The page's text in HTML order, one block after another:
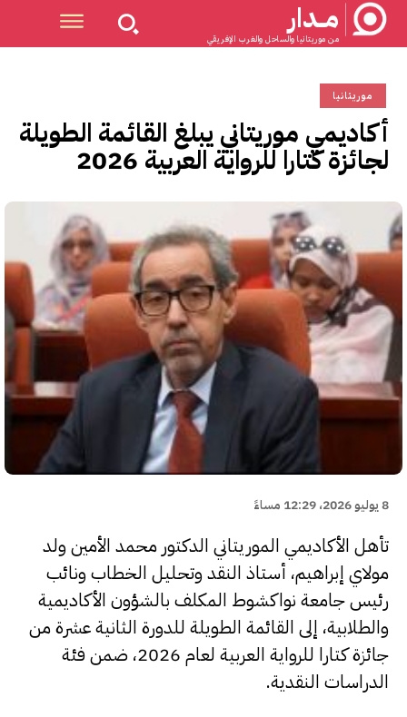
مــدار
من موريتانيا والساحل والغرب الإفريقي
موريتانيا
أكاديمي موريتاني يبلغ القائمة الطويلة
لجائزة كتارا للرواية العربية 2026
8 يوليو 2026، 12:29 مساءً
تأهل الأكاديمي الموريتاني الدكتور محمد الأمين ولد
مولاي إبراهيم، أستاذ النقد وتحليل الخطاب ونائب
رئيس جامعة نواكشوط المكلف بالشؤون الأكاديمية
والطلابية، إلى القائمة الطويلة للدورة الثانية عشرة من
جائزة كتارا للرواية العربية لعام 2026، ضمن فئة
الدراسات النقدية.